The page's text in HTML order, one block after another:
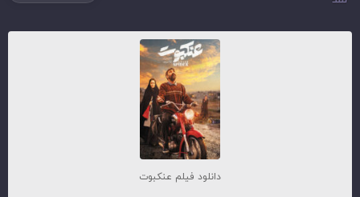
دانلود فیلم عنکبوت